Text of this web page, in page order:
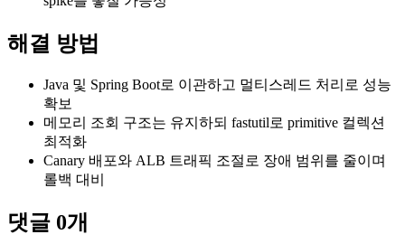
해결 방법
Java 및 Spring Boot로 이관하고 멀티스레드 처리로 성능
확보
메모리 조회 구조는 유지하되 fastutil로 primitive 컬렉션
최적화
Canary 배포와 ALB 트래픽 조절로 장애 범위를 줄이며
롤백 대비
댓글 0개